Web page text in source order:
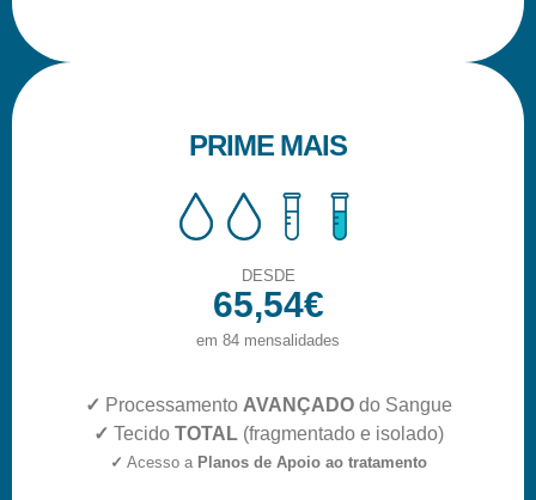
PRIME MAIS
DESDE
65,54€
em 84 mensalidades
✓ Processamento AVANÇADOdo Sangue
✓ Tecido TOTAL(fragmentado e isolado)
✓ Acesso a Planos de Apoio ao tratamento